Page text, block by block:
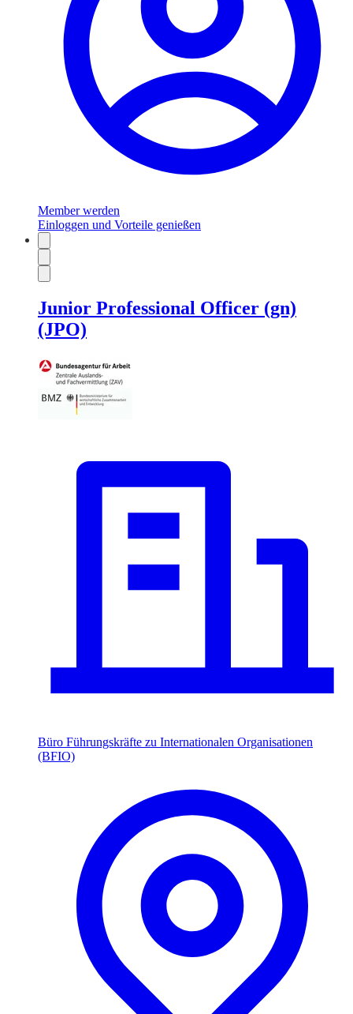
Member werden
Einloggen und Vorteile genießen
Junior Professional Officer (gn)
(JPO)
Büro Führungskräfte zu Internationalen Organisationen
(BFIO)